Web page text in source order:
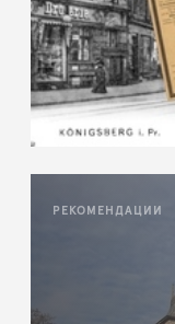
РЕКОМЕНДАЦИИ